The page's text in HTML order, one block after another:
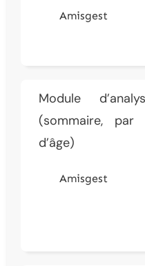
Amisgest
Module
(sommaire, par
d’âge)
Amisgest